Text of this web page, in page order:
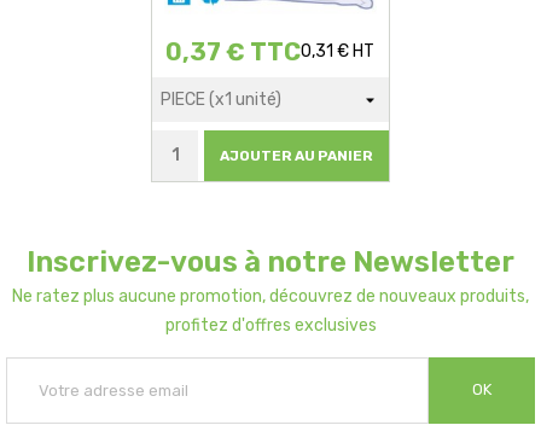
0,37 € TTC0,31 € HT
AJOUTER AU PANIER
Inscrivez-vous à notre Newsletter
Ne ratez plus aucune promotion, découvrez de nouveaux produits,
profitez d'offres exclusives
OK